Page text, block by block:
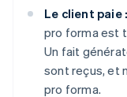
Le client paie :
pro forma est
Un fait
sont reçus, et
pro forma.